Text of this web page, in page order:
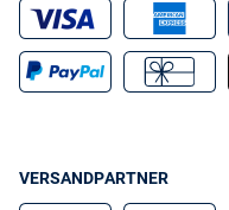
VERSANDPARTNER